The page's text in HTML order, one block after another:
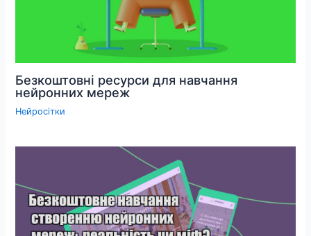
Безкоштовні ресурси для навчання
нейронних мереж
Нейросітки